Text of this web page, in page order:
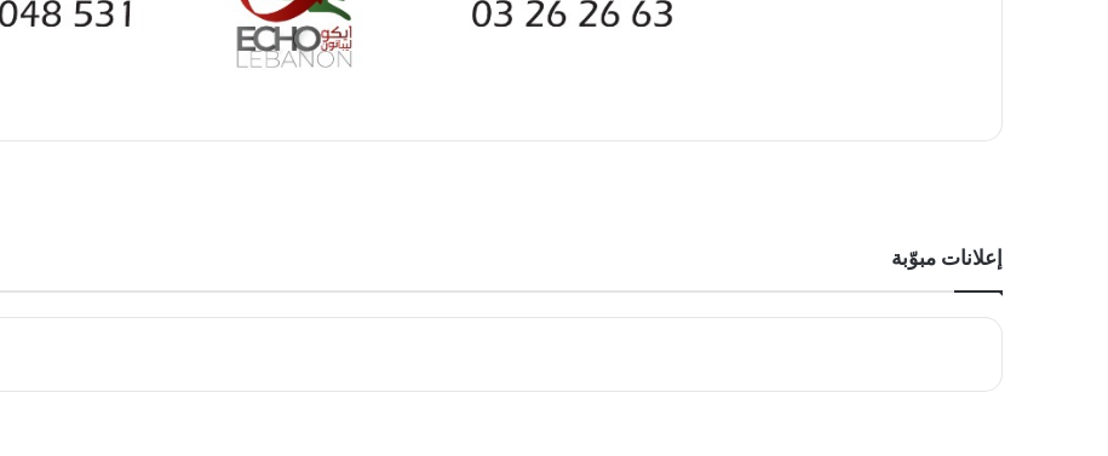
إعلانات مبوّبة